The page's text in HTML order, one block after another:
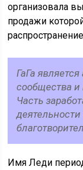
организовала
продажи
ГаГа
сообщества и
Часть
Имя Леди